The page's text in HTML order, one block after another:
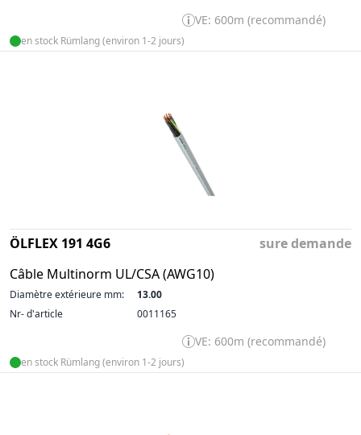
VE: 600m (recommandé)
en stock Rümlang (environ 1-2 jours)
ÖLFLEX 191 4G6
Câble Multinorm UL/CSA (AWG10)
sure demande
Diamètre extérieure mm:
13.00
Nr- d'article
0011165
VE: 600m (recommandé)
en stock Rümlang (environ 1-2 jours)